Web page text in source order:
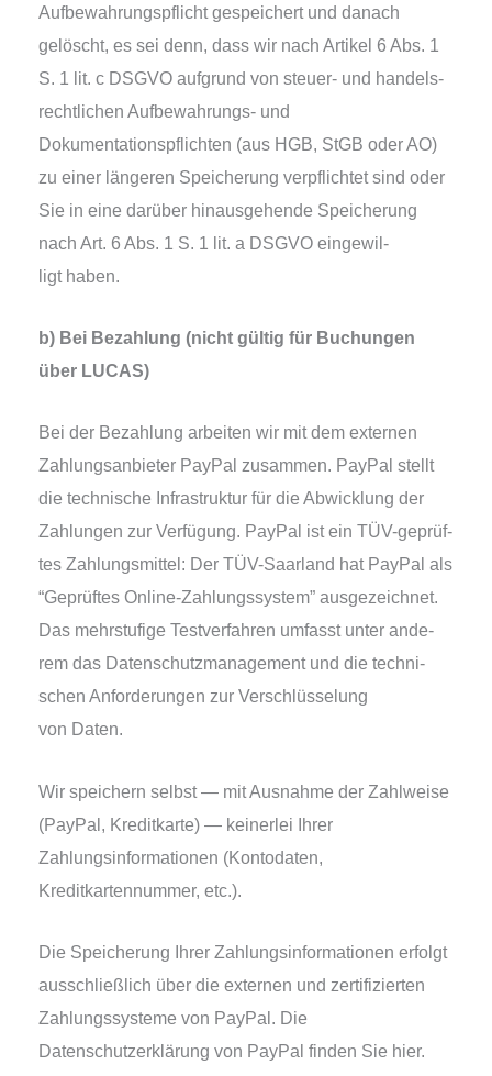
Aufbewahrungspflicht gespei­chert und danach
gelöscht, es sei denn, dass wir nach Artikel 6 Abs. 1
S. 1 lit. c DSGVO auf­grund von steu­er- und han­dels­
recht­li­chen Aufbewahrungs- und
Dokumentationspflichten (aus HGB, StGB oder AO)
zu einer län­ge­ren Speicherung ver­pflich­tet sind oder
Sie in eine dar­über hin­aus­ge­hen­de Speicherung
nach Art. 6 Abs. 1 S. 1 lit. a DSGVO ein­ge­wil­
ligt haben.
b) Bei Bezahlung (nicht gül­tig für Buchungen
über LUCAS)
Bei der Bezahlung arbei­ten wir mit dem exter­nen
Zahlungsanbieter PayPal zusam­men. PayPal stellt
die tech­ni­sche Infrastruktur für die Abwicklung der
Zahlungen zur Verfügung. PayPal ist ein TÜV-geprüf­
tes Zahlungsmittel: Der TÜV-Saarland hat PayPal als
“Geprüftes Online-Zahlungssystem” aus­ge­zeich­net.
Das mehr­stu­fi­ge Testverfahren umfasst unter ande­
rem das Datenschutzmanagement und die tech­ni­
schen Anforderungen zur Verschlüsselung
von Daten.
Wir spei­chern selbst — mit Ausnahme der Zahlweise
(PayPal, Kreditkarte) — kei­ner­lei Ihrer
Zahlungsinformationen (Kontodaten,
Kreditkartennummer, etc.).
Die Speicherung Ihrer Zahlungsinformationen erfolgt
aus­schließ­lich über die exter­nen und zer­ti­fi­zier­ten
Zahlungssysteme von PayPal. Die
Datenschutzerklärung von PayPal fin­den Sie hier.